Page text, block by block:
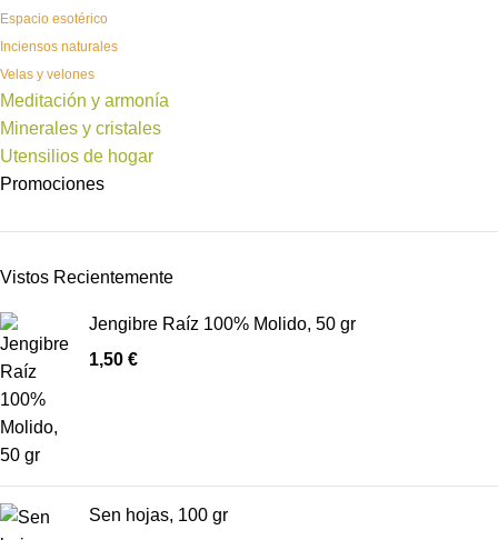
Espacio esotérico
Inciensos naturales
Velas y velones
Meditación y armonía
Minerales y cristales
Utensilios de hogar
Promociones
Vistos Recientemente
Jengibre Raíz 100% Molido, 50 gr
1,50 €
Sen hojas, 100 gr